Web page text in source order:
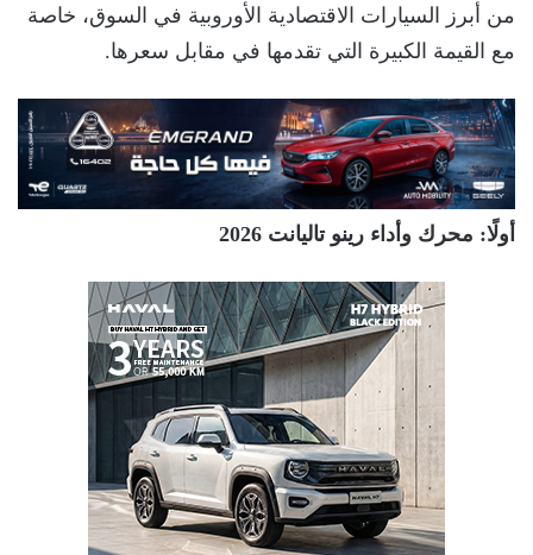
من أبرز السيارات الاقتصادية الأوروبية في السوق، خاصة
مع القيمة الكبيرة التي تقدمها في مقابل سعرها.
أولًا: محرك وأداء رينو تاليانت 2026